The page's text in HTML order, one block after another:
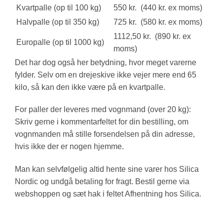
Kvartpalle (op til 100 kg)
550 kr. (440 kr. ex moms)
Halvpalle (op til 350 kg)
725 kr. (580 kr. ex moms)
Europalle (op til 1000 kg)
1112,50 kr. (890 kr. ex
moms)
Det har dog også her betydning, hvor meget varerne
fylder. Selv om en drejeskive ikke vejer mere end 65
kilo, så kan den ikke være på en kvartpalle.
For paller der leveres med vognmand (over 20 kg):
Skriv gerne i kommentarfeltet for din bestilling, om
vognmanden må stille forsendelsen på din adresse,
hvis ikke der er nogen hjemme.
Man kan selvfølgelig altid hente sine varer hos Silica
Nordic og undgå betaling for fragt. Bestil gerne via
webshoppen og sæt hak i feltet Afhentning hos Silica.